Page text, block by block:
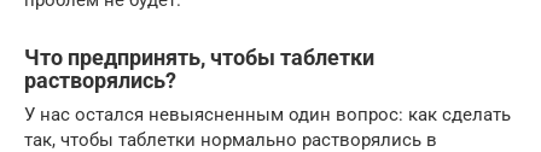
Что предпринять, чтобы таблетки
растворялись?
У нас остался невыясненным один вопрос: как сделать
так, чтобы таблетки нормально растворялись в